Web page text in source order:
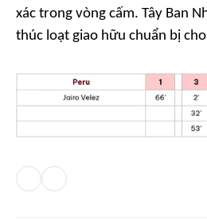
xác trong vòng cấm. Tây Ban
thúc loạt giao hữu chuẩn bị cho